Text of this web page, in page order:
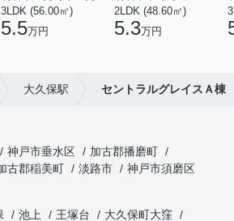
3LDK (56.00㎡)
5.5万円
2LDK (48.60㎡)
5.3万円
大久保駅 セントラルグレイスＡ棟
神戸市垂水区
加古郡播磨町
古郡稲美町 淡路市
神戸市須磨区
池上 王塚台
大久保町大窪